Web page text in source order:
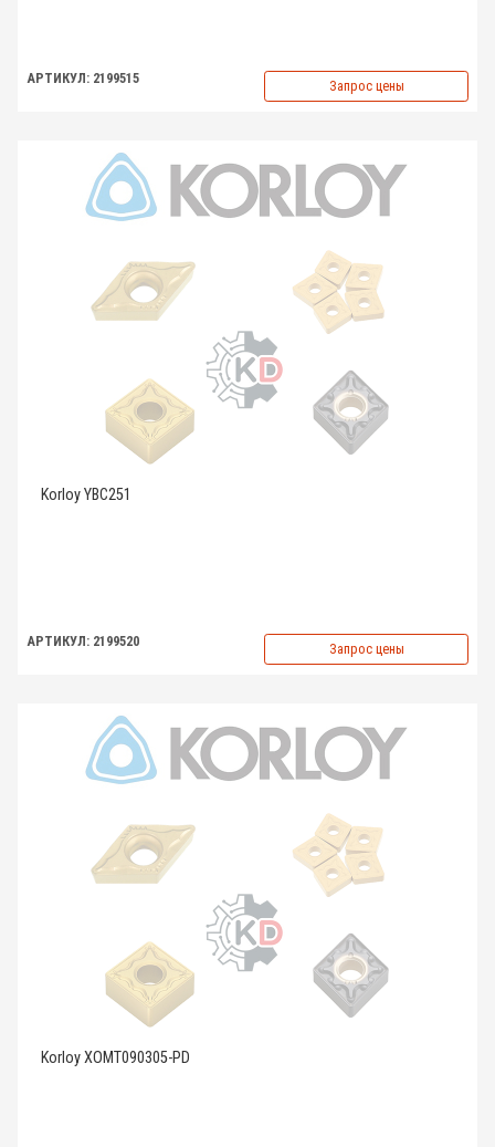
АРТИКУЛ: 2199515 Запрос цены
Korloy YBC251
АРТИКУЛ: 2199520 Запрос цены
Korloy XOMT090305-PD